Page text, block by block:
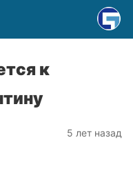
к
5 лет назад